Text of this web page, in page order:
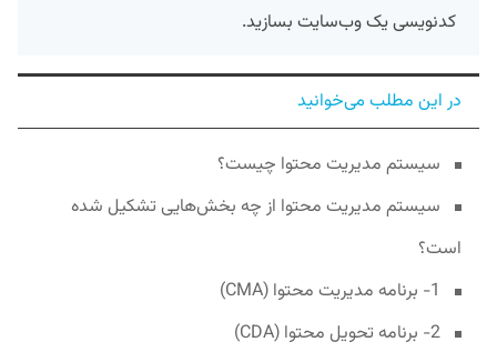
کدنویسی یک وب‌سایت بسازید.
در این مطلب می‌خوانید
سیستم مدیریت محتوا چیست؟
سیستم مدیریت محتوا از چه بخش‌هایی تشکیل شده
است؟
1- برنامه مدیریت محتوا (CMA)
2- برنامه تحویل محتوا (CDA)